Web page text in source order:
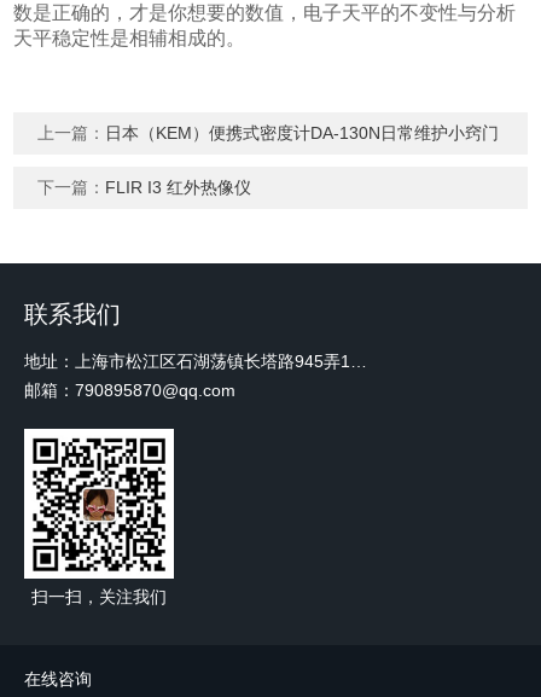
数是正确的，才是你想要的数值，电子天平的不变性与分析
天平稳定性是相辅相成的。
上一篇： 日本（KEM）便携式密度计DA-130N日常维护小窍门
下一篇： FLIR I3 红外热像仪
联系我们
邮箱：790895870@qq.com
扫一扫，关注我们
在线咨询